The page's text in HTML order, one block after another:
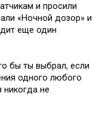
и просили
«Ночной дозор» и
еще один
бы ты выбрал, если
одного любого
никогда не